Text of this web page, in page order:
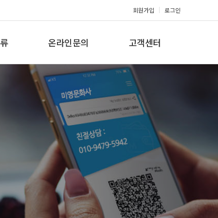
회원가입 로그인
온라인문의
견적문의
고객센터
공지사항
갤러리